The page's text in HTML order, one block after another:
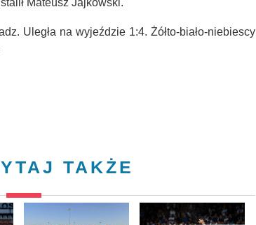
Mateusz Jajkowski.
Uległa na wyjeździe 1:4. Żółto-biało-niebiescy
TAKŻE